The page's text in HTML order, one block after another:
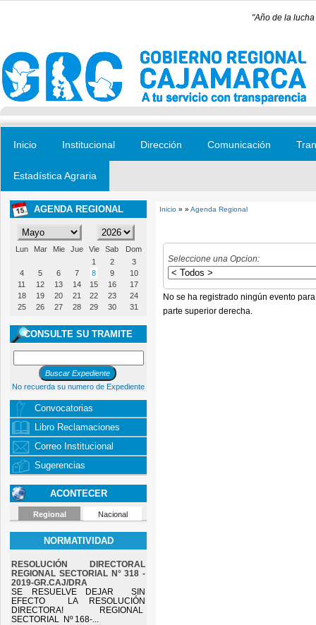
"Año de la
Inicio Institucional Dirección Comunicación
Estadística Agraria
AGENDA REGIONAL
Lun Mar Mie Jue Vie Sab
Dom
1
2
3
4
5 6 7 8 9
10
11
12 13 14 15 16
17
18
19 20 21 22 23
24
25
26 27 28 29 30 31
CONSULTE SU TRAMITE
No recuerda su numero de Expediente
Convocatorias
Libro Reclamaciones
Correo Institucional
Sugerencias
ACONTECER
Regional Nacional
NORMATIVIDAD
RESOLUCIÓN DIRECTORAL
REGIONAL SECTORIAL N° 318 -
2019-GR.CAJ/DRA
SE RESUELVE DEJAR SIN
EFECTO LA RESOLUCIÓN
DIRECTORA! REGIONAL
SECTORIAL Nº 168-...
Inicio » » Agenda Regional
Seleccione una Opcion:
No se ha registrado ningún evento
parte superior derecha.